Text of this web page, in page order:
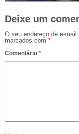
Deixe um
O seu endereço de e-mail
marcados com *
Comentário *